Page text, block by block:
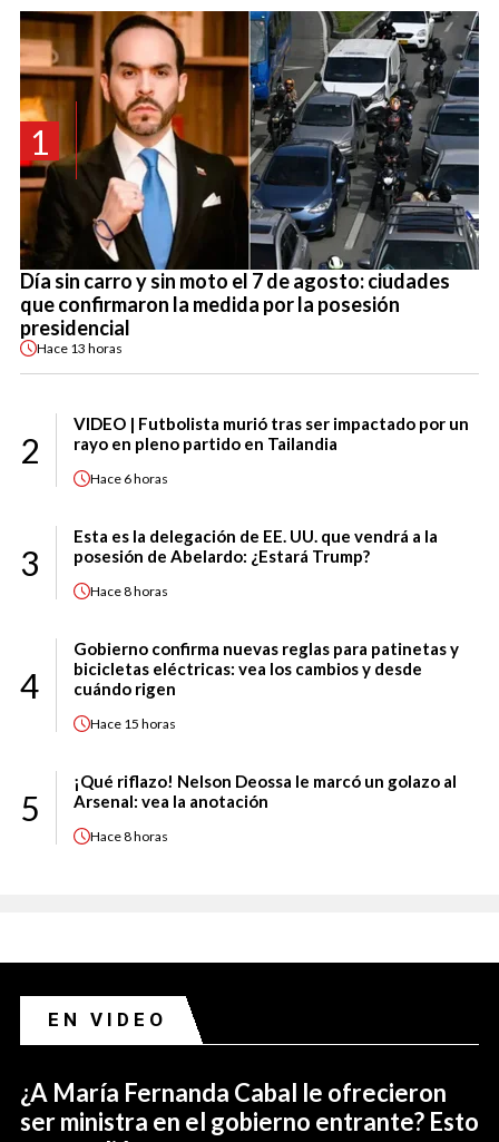
1
Día sin carro y sin moto el 7 de agosto: ciudades
que confirmaron la medida por la posesión
presidencial
Hace 13 horas
2
VIDEO | Futbolista murió tras ser impactado por un
rayo en pleno partido en Tailandia
Hace 6 horas
3
Esta es la delegación de EE. UU. que vendrá a la
posesión de Abelardo: ¿Estará Trump?
Hace8 horas
4
Gobierno confirma nuevas reglas para patinetas y
bicicletas eléctricas: vea los cambios y desde
cuándo rigen
Hace 15 horas
5
¡Qué riflazo! Nelson Deossa le marcó un golazo al
Arsenal: vea la anotación
Hace8 horas
EN VIDEO
¿A María Fernanda Cabal le ofrecieron
ser ministra en el gobierno entrante? Esto